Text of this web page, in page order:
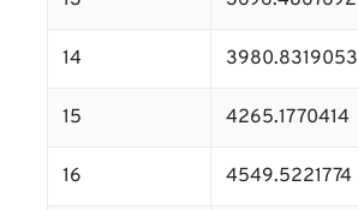
14 3980.8319053
15 4265.1770414
16 4549.5221774